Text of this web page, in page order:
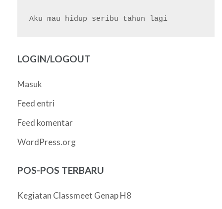
LOGIN/LOGOUT
Masuk
Feed entri
Feed komentar
WordPress.org
POS-POS TERBARU
Kegiatan Classmeet Genap H8